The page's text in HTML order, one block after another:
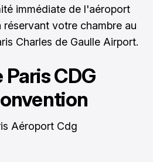
immédiate de l'aéroport
réservant votre chambre au
Charles de Gaulle Airport.
CDG